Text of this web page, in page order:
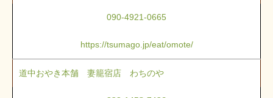
090-4921-0665
https://tsumago.jp/eat/omote/
道中おやき本舗 妻籠宿店 わちのや